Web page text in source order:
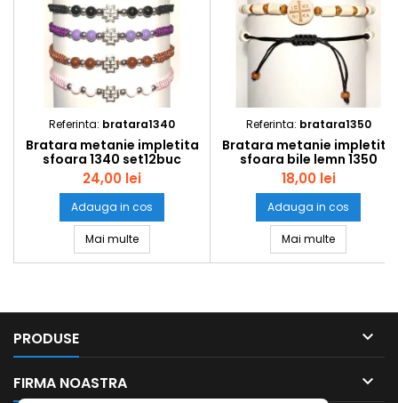
Referinta: bratara1340
Bratara metanie impletita
sfoara 1340 set12buc
24,00 lei
Adauga in cos
Mai multeBratara metanie impletita sfoara 1340 set12buc
Referinta: bratara1350
Bratara metanie impletita
sfoara bile lemn 1350
set12buc
18,00 lei
Adauga in cos
Mai multeBratara
PRODUSE 
FIRMA NOASTRA 